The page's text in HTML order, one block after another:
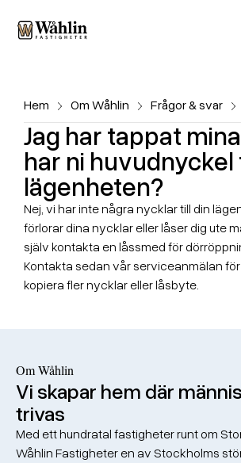
Wåhlin Fastigheter AB
Hem Om Wåhlin Frågor & svar
Jag har tappat
har ni huvudnyckel
lägenheten?
Nej, vi har inte några nycklar till din
förlorar dina nycklar eller låser dig ute
själv kontakta en låssmed för
Kontakta sedan vår serviceanmälan
kopiera fler nycklar eller låsbyte.
Om Wåhlin
Vi skapar hem där
trivas
Med ett hundratal fastigheter runt om
Wåhlin Fastigheter en av Stockholms